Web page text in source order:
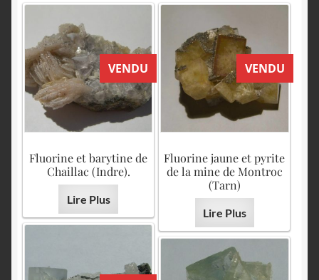
VENDU
Fluorine et barytine de
Chaillac (Indre).
Lire Plus
VENDU
Fluorine jaune et pyrite
de la mine de Montroc
(Tarn)
Lire Plus